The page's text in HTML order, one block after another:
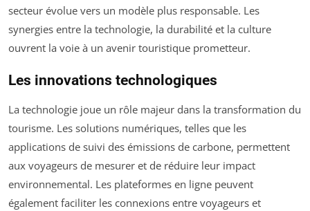
secteur évolue vers un modèle plus responsable. Les
synergies entre la technologie, la durabilité et la culture
ouvrent la voie à un avenir touristique prometteur.
Les innovations technologiques
La technologie joue un rôle majeur dans la transformation du
tourisme. Les solutions numériques, telles que les
applications de suivi des émissions de carbone, permettent
aux voyageurs de mesurer et de réduire leur impact
environnemental. Les plateformes en ligne peuvent
également faciliter les connexions entre voyageurs et